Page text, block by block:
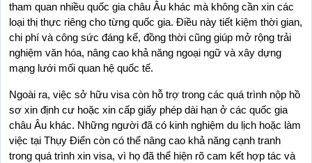
tham quan nhiều quốc gia châu Âu khác mà không cần xin các
loại thị thực riêng cho từng quốc gia. Điều này tiết kiệm thời gian,
chi phí và công sức đáng kể, đồng thời cũng giúp mở rộng trải
nghiệm văn hóa, nâng cao khả năng ngoại ngữ và xây dựng
mạng lưới mối quan hệ quốc tế.
Ngoài ra, việc sở hữu visa còn hỗ trợ trong các quá trình nộp hồ
sơ xin định cư hoặc xin cấp giấy phép dài hạn ở các quốc gia
châu Âu khác. Những người đã có kinh nghiệm du lịch hoặc làm
việc tại Thụy Điển còn có thể nâng cao khả năng cạnh tranh
trong quá trình xin visa, vì họ đã thể hiện rõ cam kết hợp tác và